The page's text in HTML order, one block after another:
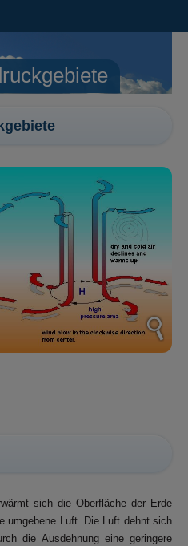
sich die Oberfläche der Erde
umgebene Luft. Die Luft dehnt sich
die Ausdehnung eine geringere